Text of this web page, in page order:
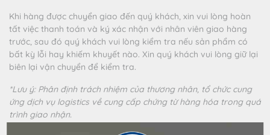
Khi hàng được chuyển giao đến quý khách, xin vui lòng hoàn
tất việc thanh toán và ký xác nhận với nhân viên giao hàng
trước, sau đó quý khách vui lòng kiểm tra nếu sản phẩm có
bất kỳ lỗi hay khiếm khuyết nào. Xin quý khách vui lòng giữ lại
biên lại vận chuyển để kiểm tra.
*Lưuý:Phân định trách nhiệm của thương nhân, tổ chức cung
ứng dịch vụ logistics về cung cấp chứng từ hàng hóa trong quá
trình giao nhận.